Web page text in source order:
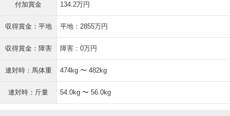
付加賞金 134.2万円
収得賞金：平地 平地：2855万円
収得賞金：障害 障害：0万円
連対時：馬体重 474kg 〜 482kg
連対時：斤量 54.0kg 〜 56.0kg